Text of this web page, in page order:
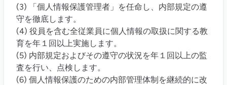
(3) 「個人情報保護管理者」を任命し、内部規定の遵
守を徹底します。
(4) 役員を含む全従業員に個人情報の取扱に関する教
育を年１回以上実施します。
(5) 内部規定およびその遵守の状況を年１回以上の監
査を行い、点検します。
(6) 個人情報保護のための内部管理体制を継続的に改